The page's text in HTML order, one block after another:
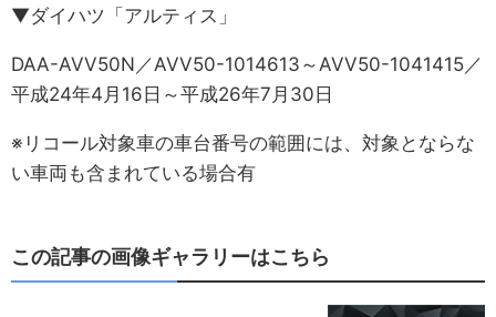
▼ダイハツ「アルティス」
DAA-AVV50N／AVV50-1014613～AVV50-1041415／
平成24年4月16日～平成26年7月30日
※リコール対象車の車台番号の範囲には、対象とならな
い車両も含まれている場合有
この記事の画像ギャラリーはこちら